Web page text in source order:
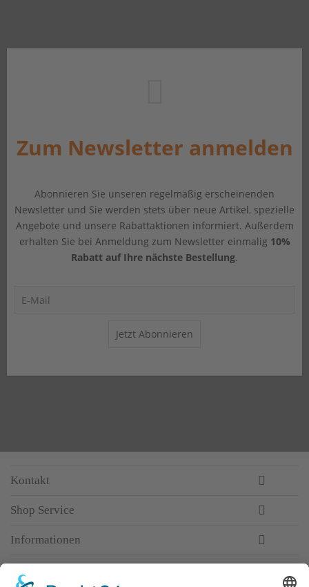
Zum Newsletter anmelden
Abonnieren Sie unseren regelmäßig erscheinenden
Newsletter und Sie werden stets über neue Artikel, spezielle
Angebote und unsere Rabattaktionen informiert. Außerdem
erhalten Sie bei Anmeldung zum Newsletter einmalig 10%
Rabatt auf Ihre nächste Bestellung.
Jetzt Abonnieren
Kontakt
Shop Service
Informationen